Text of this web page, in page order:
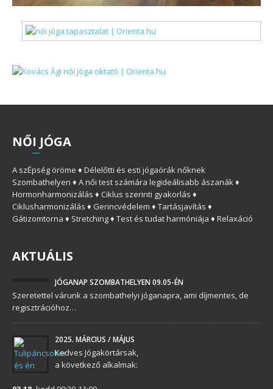
NŐI JÓGA
A szÉpség öröme ♦ Délelőtti és esti jógaórák nőknek
Szombathelyen ♦ A női test számára legideálisabb ászanák ♦
Hormonharmonizálás ♦ Ciklus szerinti gyakorlás ♦
Ciklusharmonizálás ♦ Gerincvédelem ♦ Tartásjavítás ♦
Gátizomtorna ♦ Stretching ♦ Test és tudat harmóniája ♦ Relaxáció
AKTUÁLIS
JÓGANAP SZOMBATHELYEN 09.05-ÉN
Szeretettel várunk a szombathelyi jóganapra, ami díjmentes, de
regisztrációhoz…
2025. MÁRCIUS / MÁJUS
Kedves Jógakörtársak,
a következő alkalmak: